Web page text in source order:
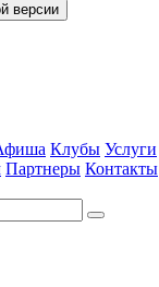
версии
Клубы Услуги
Партнеры Контакты